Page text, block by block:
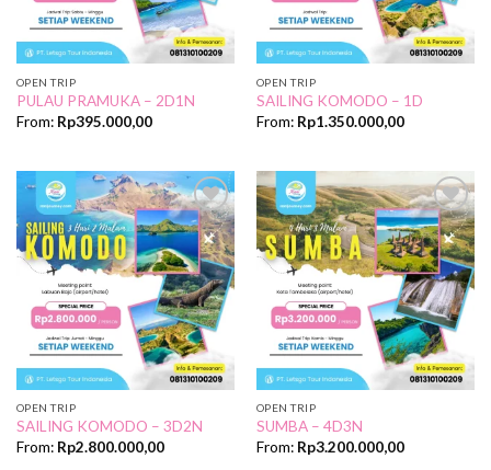
OPEN TRIP
PULAU PRAMUKA – 2D1N
From: Rp395.000,00
OPEN TRIP
SAILING KOMODO – 1D
From: Rp1.350.000,00
Add to
Wishlist
OPEN TRIP
SAILING KOMODO – 3D2N
From: Rp2.800.000,00
Add to
Wishlist
OPEN TRIP
SUMBA – 4D3N
From: Rp3.200.000,00